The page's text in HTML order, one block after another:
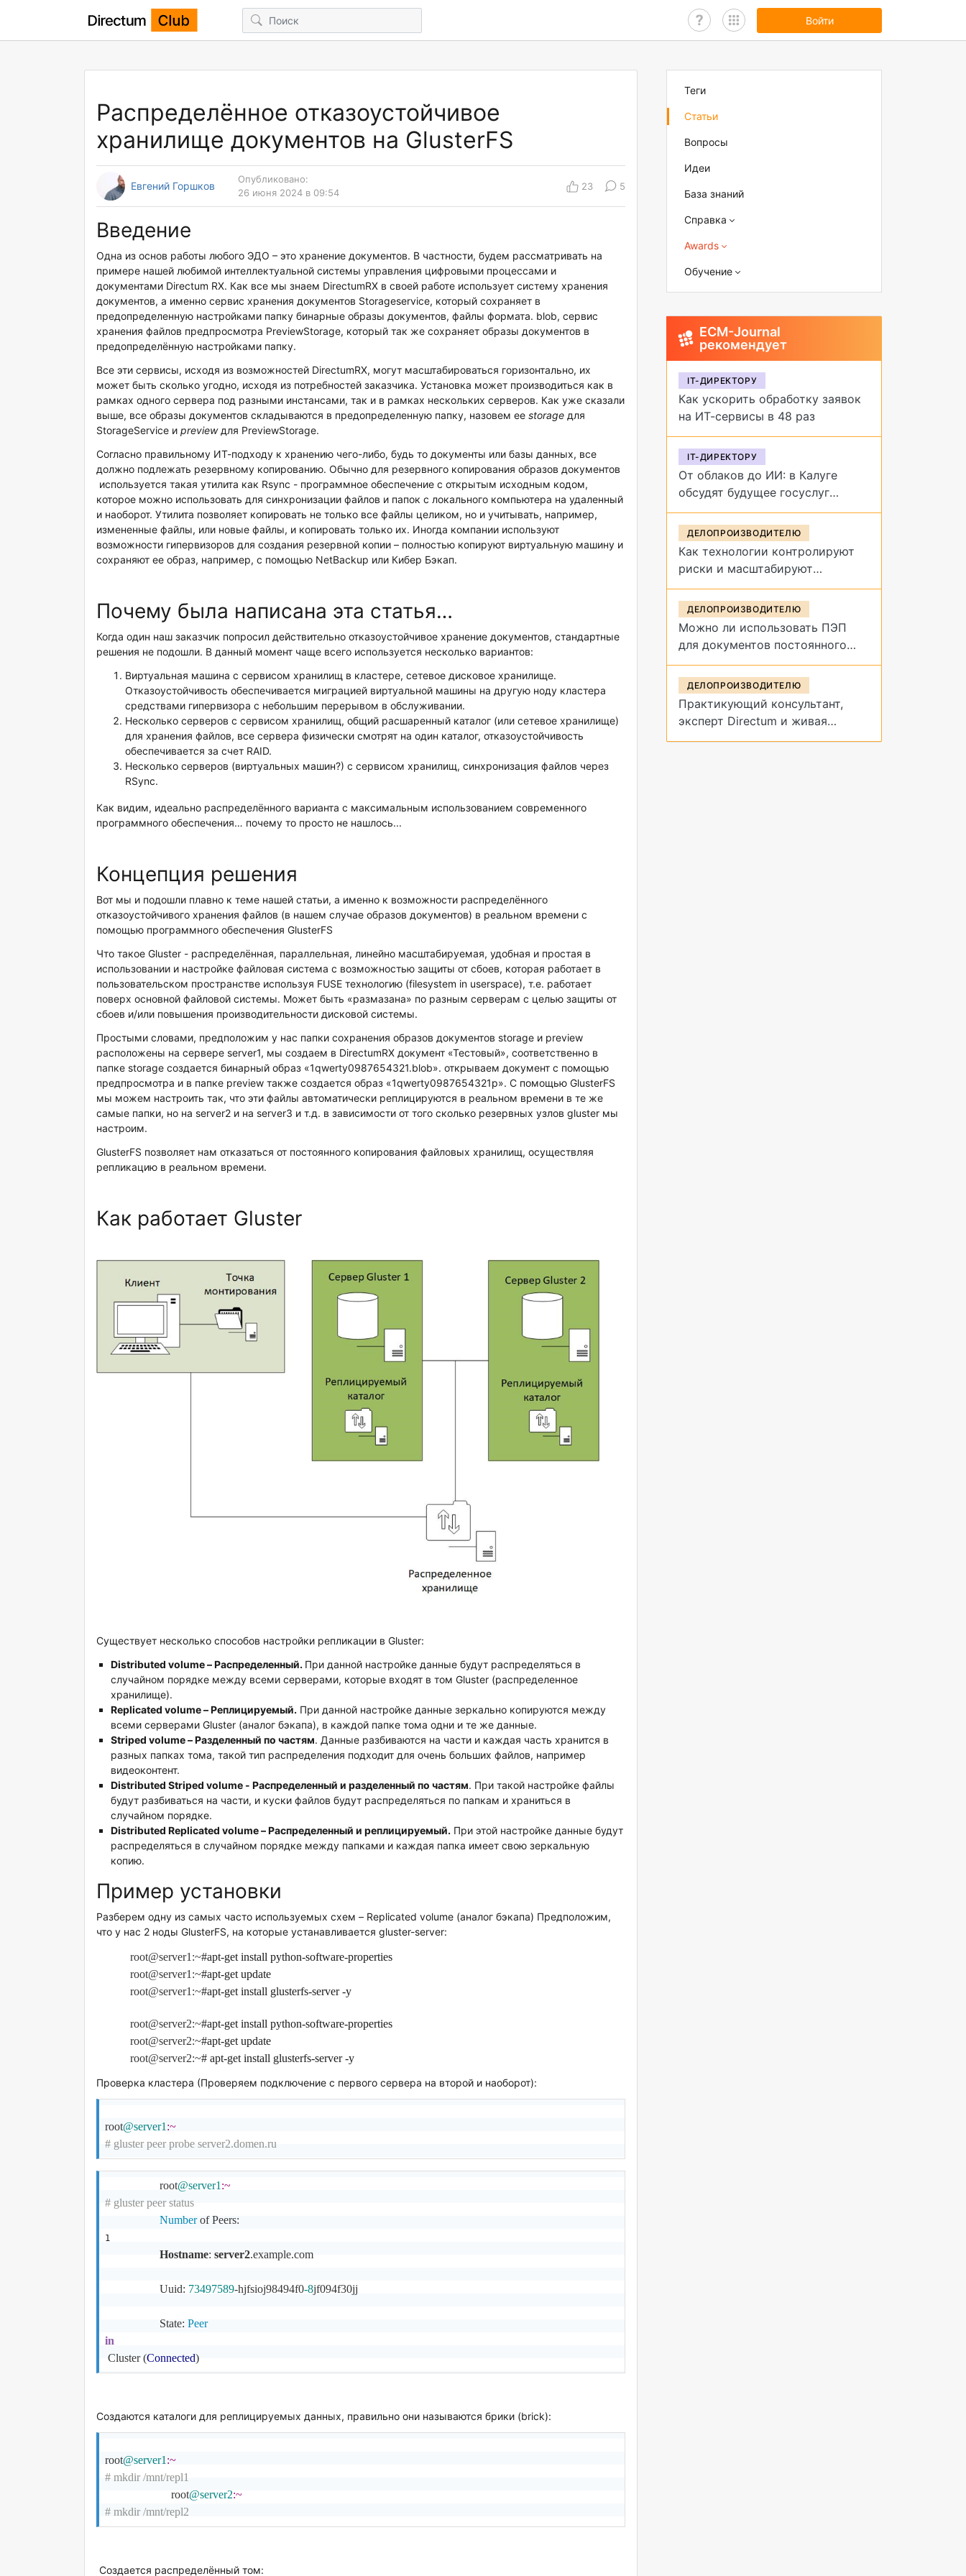
Войти
Распределённое отказоустойчивое
хранилище документов на GlusterFS
Евгений Горшков
Опубликовано:
26 июня 2024 в 09:54
23 5
Введение
Одна из основ работы любого ЭДО – это хранение документов. В частности, будем рассматривать на
примере нашей любимой интеллектуальной системы управления цифровыми процессами и
документами Directum RX. Как все мы знаем DirectumRX в своей работе использует систему хранения
документов, а именно сервис хранения документов Storageservice, который сохраняет в
предопределенную настройками папку бинарные образы документов, файлы формата. blob, сервис
хранения файлов предпросмотра PreviewStorage, который так же сохраняет образы документов в
предопределённую настройками папку.
Все эти сервисы, исходя из возможностей DirectumRX, могут масштабироваться горизонтально, их
может быть сколько угодно, исходя из потребностей заказчика. Установка может производиться как в
рамках одного сервера под разными инстансами, так и в рамках нескольких серверов. Как уже сказали
выше, все образы документов складываются в предопределенную папку, назовем ее storage для
StorageService и previewдля PreviewStorage.
Согласно правильному ИТ-подходу к хранению чего-либо, будь то документы или базы данных, все
должно подлежать резервному копированию. Обычно для резервного копирования образов документов
используется такая утилита как Rsync - программное обеспечение с открытым исходным кодом,
которое можно использовать для синхронизации файлов и папок с локального компьютера на удаленный
и наоборот. Утилита позволяет копировать не только все файлы целиком, но и учитывать, например,
измененные файлы, или новые файлы, и копировать только их. Иногда компании используют
возможности гипервизоров для создания резервной копии – полностью копируют виртуальную машину и
сохраняют ее образ, например, с помощью NetBackup или Кибер Бэкап.
Почему была написана эта статья…
Когда один наш заказчик попросил действительно отказоустойчивое хранение документов, стандартные
решения не подошли. В данный момент чаще всего используется несколько вариантов:
Виртуальная машина с сервисом хранилищ в кластере, сетевое дисковое хранилище.
Отказоустойчивость обеспечивается миграцией виртуальной машины на другую ноду кластера
средствами гипервизора с небольшим перерывом в обслуживании.
Несколько серверов с сервисом хранилищ, общий расшаренный каталог (или сетевое хранилище)
для хранения файлов, все сервера физически смотрят на один каталог, отказоустойчивость
обеспечивается за счет RAID.
Несколько серверов (виртуальных машин?) с сервисом хранилищ, синхронизация файлов через
RSync.
Как видим, идеально распределённого варианта с максимальным использованием современного
программного обеспечения… почему то просто не нашлось...
Концепция решения
Вот мы и подошли плавно к теме нашей статьи, а именно к возможности распределённого
отказоустойчивого хранения файлов (в нашем случае образов документов) в реальном времени с
помощью программного обеспечения GlusterFS
Что такое Gluster - распределённая, параллельная, линейно масштабируемая, удобная и простая в
использовании и настройке файловая система с возможностью защиты от сбоев, которая работает в
пользовательском пространстве используя FUSE технологию (filesystem in userspace), т.е. работает
поверх основной файловой системы. Может быть «размазана» по разным серверам с целью защиты от
сбоев и/или повышения производительности дисковой системы.
Простыми словами, предположим у нас папки сохранения образов документов storage и preview
расположены на сервере server1, мы создаем в DirectumRX документ «Тестовый», соответственно в
папке storage создается бинарный образ «1qwerty0987654321.blob». открываем документ с помощью
предпросмотра и в папке preview также создается образ «1qwerty0987654321p». С помощью GlusterFS
мы можем настроить так, что эти файлы автоматически реплицируются в реальном времени в те же
самые папки, но на server2 и на server3 и т.д. в зависимости от того сколько резервных узлов gluster мы
настроим.
GlusterFS позволяет нам отказаться от постоянного копирования файловых хранилищ, осуществляя
репликацию в реальном времени.
Как работает Gluster
Существует несколько способов настройки репликации в Gluster:
Distributed volume – Распределенный. При данной настройке данные будут распределяться в
случайном порядке между всеми серверами, которые входят в том Gluster (распределенное
хранилище).
Replicated volume – Реплицируемый. При данной настройке данные зеркально копируются между
всеми серверами Gluster (аналог бэкапа), в каждой папке тома одни и те же данные.
Striped volume – Разделенный по частям. Данные разбиваются на части и каждая часть хранится в
разных папках тома, такой тип распределения подходит для очень больших файлов, например
видеоконтент.
Distributed Striped volume - Распределенный и разделенный по частям. При такой настройке файлы
будут разбиваться на части, и куски файлов будут распределяться по папкам и храниться в
случайном порядке.
Distributed Replicated volume – Распределенный и реплицируемый. При этой настройке данные будут
распределяться в случайном порядке между папками и каждая папка имеет свою зеркальную
копию.
Пример установки
Разберем одну из самых часто используемых схем – Replicated volume (аналог бэкапа) Предположим,
что у нас 2 ноды GlusterFS, на которые устанавливается gluster-server:
root@server1:~#apt-get install python-software-properties
root@server1:~#apt-get update
root@server1:~#apt-get install glusterfs-server -у
root@server2:~#apt-get install python-software-properties
root@server2:~#apt-get update
root@server2:~# apt-get install glusterfs-server -у
Проверка кластера (Проверяем подключение с первого сервера на второй и наоборот):
root@server1 :~
# gluster peer probe server2.domen.ru
                   root
@server1 :~
# gluster peer status
Number of Peers:
Hostname: server2.example.com
                   Uuid:
73497589-hjfsioj98494f0-8jf094f30jj
                   State:
Peer
in
Cluster (Connected)
Создаются каталоги для реплицируемых данных, правильно они называются брики (brick):
root@server1 :~
# mkdir /mnt/repl1
root@server2:~
# mkdir /mnt/repl2
Создается распределённый том:
Теги
Статьи
Вопросы
Идеи
База знаний
Справка
Awards
Обучение
ECM-Journal
рекомендует
IT-ДИРЕКТОРУ
Как ускорить обработку заявок
на ИТ-сервисы в 48 раз
IT-ДИРЕКТОРУ
От облаков до ИИ: в Калуге
обсудят будущее госуслуг
на форуме «Цифровая
эволюция»
ДЕЛОПРОИЗВОДИТЕЛЮ
Как технологии контролируют
риски и масштабируют
управление договорами
ДЕЛОПРОИЗВОДИТЕЛЮ
Можно ли использовать ПЭП
для документов постоянного
срока хранения?
ДЕЛОПРОИЗВОДИТЕЛЮ
Практикующий консультант,
эксперт Directum и живая
демонстрация архивных